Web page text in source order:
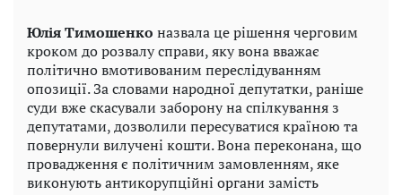
Юлія Тимошенко назвала це рішення черговим
кроком до розвалу справи, яку вона вважає
політично вмотивованим переслідуванням
опозиції. За словами народної депутатки, раніше
суди вже скасували заборону на спілкування з
депутатами, дозволили пересуватися країною та
повернули вилучені кошти. Вона переконана, що
провадження є політичним замовленням, яке
виконують антикорупційні органи замість